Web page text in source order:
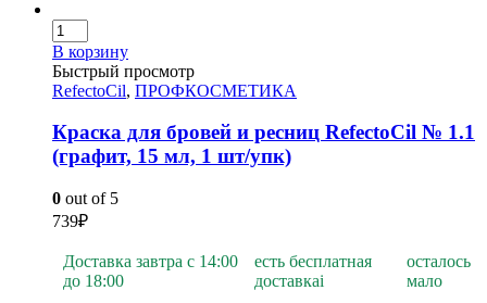
В корзину
Быстрый просмотр
RefectoCil, ПРОФКОСМЕТИКА
Краска для бровей и ресниц RefectoCil № 1.1
(графит, 15 мл, 1 шт/упк)
0 out of 5
739₽
Доставка завтра с 14:00
до 18:00
есть бесплатная
доставкаi
осталось
мало